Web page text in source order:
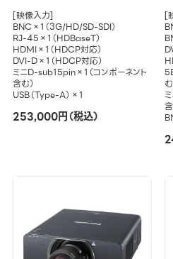
[映像入力]
BNC×1（3G/HD/SD-SDI）
RJ-45×1（HDBaseT）
HDMI×1（HDCP対応）
DVI-D×1（HDCP対応）
ミニD-sub15pin×1（コンポーネント
含む）
USB（Type-A）×1
253,000円（税込）
[
む